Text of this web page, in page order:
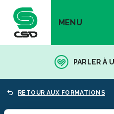
MENU
PARLER À
RETOUR AUX FORMATIONS